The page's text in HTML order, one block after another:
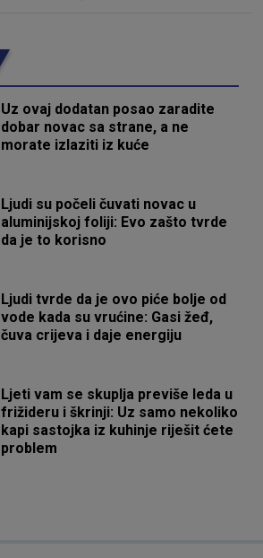
Uz ovaj dodatan posao zaradite
dobar novac sa strane, a ne
morate izlaziti iz kuće
Ljudi su počeli čuvati novac u
aluminijskoj foliji: Evo zašto tvrde
da je to korisno
Ljudi tvrde da je ovo piće bolje od
vode kada su vrućine: Gasi žeđ,
čuva crijeva i daje energiju
Ljeti vam se skuplja previše leda u
frižideru i škrinji: Uz samo nekoliko
kapi sastojka iz kuhinje riješit ćete
problem